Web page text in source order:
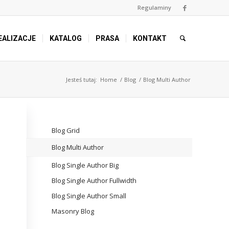
Regulaminy
KATALOG PRASA KONTAKT
Jesteś tutaj: Home / Blog / Blog Multi Author
Blog Grid
Blog Multi Author
Blog Single Author Big
Blog Single Author Fullwidth
Blog Single Author Small
Masonry Blog